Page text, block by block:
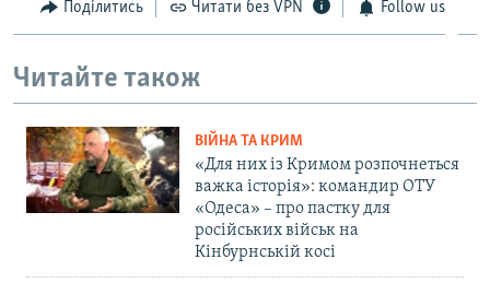
Поділитись Читати без VPN Follow us
Читайте також
ВІЙНА ТА КРИМ
«Для них із Кримом розпочнеться
важка історія»: командир ОТУ
«Одеса» – про пастку для
російських військ на
Кінбурнській косі